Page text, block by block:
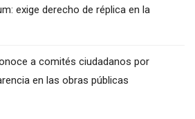
exige derecho de réplica en la
a comités ciudadanos por
en las obras públicas